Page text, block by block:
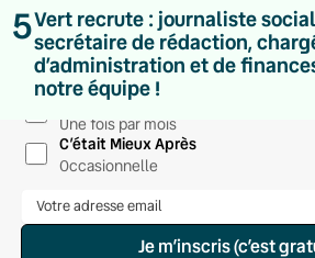
5Vert recrute : journaliste
secrétaire de rédaction,
d’administration et de
notre équipe !
Quotidienne
Du lundi au vendredi
Hebdomadaire
Le samedi
Chaleurs Actuelles
Une fois par mois
C’était Mieux Après
Occasionnelle
Je m’inscris (c’est